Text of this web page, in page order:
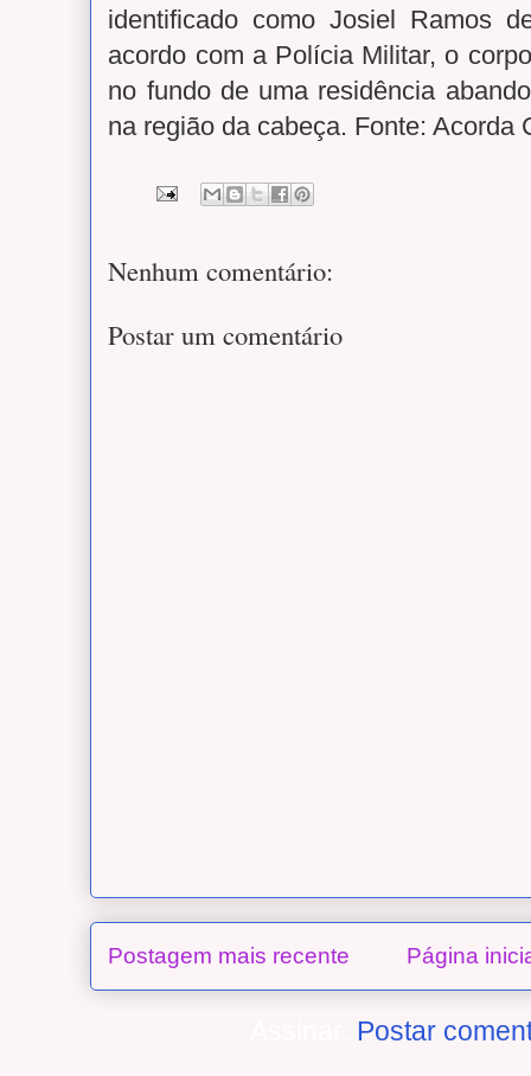
identificado como Josiel Ramos
acordo com a Polícia Militar, o
no fundo de uma residência
na região da cabeça. Fonte: Acorda
Nenhum comentário:
Postar um comentário
Postagem mais recente Página
Postar